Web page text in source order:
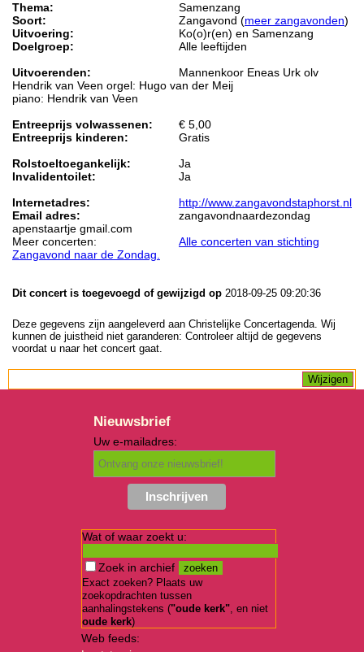
Thema:
Samenzang
Soort:
Zangavond (meer zangavonden)
Uitvoering:
Ko(o)r(en) en Samenzang
Doelgroep:
Alle leeftijden
Uitvoerenden:
Mannenkoor Eneas Urk olv
Hendrik van Veen orgel: Hugo van der Meij
piano: Hendrik van Veen
Entreeprijs volwassenen:
€ 5,00
Entreeprijs kinderen:
Gratis
Rolstoeltoegankelijk:
Ja
Invalidentoilet:
Ja
Internetadres:
http://www.zangavondstaphorst.nl
Email adres:
zangavondnaardezondag
apenstaartje gmail.com
Meer concerten:
Alle concerten van stichting
Zangavond naar de Zondag.
Dit concert is toegevoegd of gewijzigd op 2018-09-25 09:20:36
Deze gegevens zijn aangeleverd aan Christelijke Concertagenda. Wij
kunnen de juistheid niet garanderen: Controleer altijd de gegevens
voordat u naar het concert gaat.
Nieuwsbrief
Uw e-mailadres:
Wat of waar zoekt u:
Zoek in archief
Exact zoeken? Plaats uw
zoekopdrachten tussen
aanhalingstekens ("oude kerk", en niet
oude kerk)
Web feeds: